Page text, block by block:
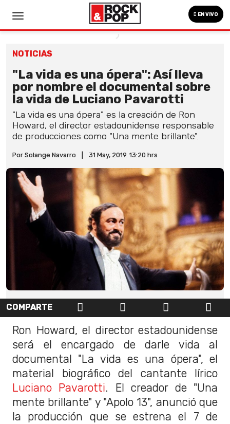
EN VIVO
NOTICIAS
"La vida es una ópera": Así lleva
por nombre el documental sobre
la vida de Luciano Pavarotti
"La vida es una ópera" es la creación de Ron
Howard, el director estadounidense responsable
de producciones como "Una mente brillante".
Por Solange Navarro 31 May, 2019. 13:20 hrs
COMPARTE
Ron Howard, el director estadounidense
será el encargado de darle vida al
documental "La vida es una ópera", el
material biográfico del cantante lírico
Luciano Pavarotti. El creador de "Una
mente brillante" y "Apolo 13", anunció que
la producción que se estrena el 7 de